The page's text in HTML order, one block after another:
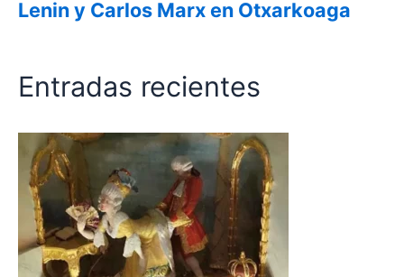
Entradas recientes